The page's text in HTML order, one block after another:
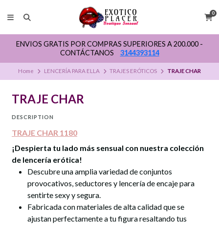
0
ENVIOS GRATIS POR COMPRAS SUPERIORES A 200.000 -
CONTÁCTANOS
3144393114
Home LENCERÍA PARA ELLA TRAJES ERÓTICOS TRAJE CHAR
TRAJE CHAR
DESCRIPTION
TRAJE CHAR 1180
¡Despierta tu lado más sensual con nuestra colección
de lencería erótica!
Descubre una amplia variedad de conjuntos
provocativos, seductores y lencería de encaje para
sentirte sexy y segura.
Fabricada con materiales de alta calidad que se
ajustan perfectamente a tu figura resaltando tus